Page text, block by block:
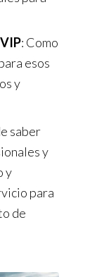
: Como
esos
y
saber
y
y
para
de